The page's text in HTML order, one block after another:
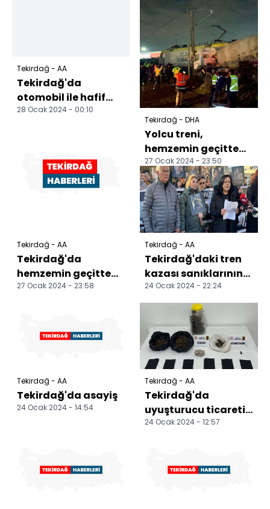
Tekirdağ - AA
Tekirdağ'da
otomobil ile hafif
ticari aracın
28 Ocak 2024 - 00:10
Tekirdağ - AA
Tekirdağ'da
hemzemin geçitte
yolcu treninin
27 Ocak 2024 - 23:58
Tekirdağ - DHA
Yolcu treni,
hemzemin geçitte
beton mikserine
çarptı; 1 yaralı
27 Ocak 2024 - 23:50
Tekirdağ - AA
Tekirdağ'daki tren
kazası sanıklarının
yargılanmasına
devam edildi
24 Ocak 2024 - 22:24
Tekirdağ - AA
Tekirdağ'da asayiş
24 Ocak 2024 - 14:54
Tekirdağ - AA
Tekirdağ'da
uyuşturucu ticareti
yaptıkları iddiasıyla
24 Ocak 2024 - 12:57